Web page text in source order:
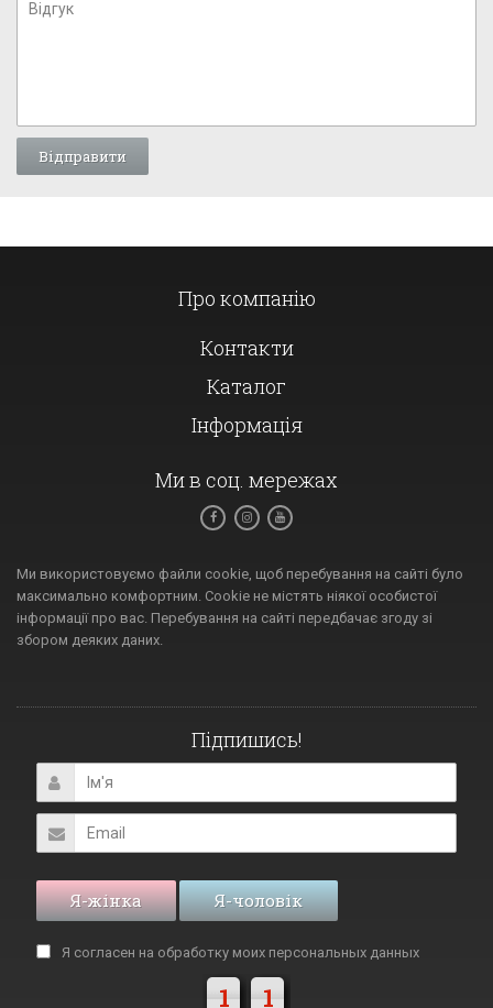
Про компанію
Контакти
Каталог
Інформація
Ми в соц. мережах
Ми використовуємо файли cookie, щоб перебування на сайті було
максимально комфортним. Cookie не містять ніякої особистої
інформації про вас. Перебування на сайті передбачає згоду зі
збором деяких даних.
Підпишись!
Я-жінка Я-чоловік
Я согласен на обработку моих персональных данных
1 1